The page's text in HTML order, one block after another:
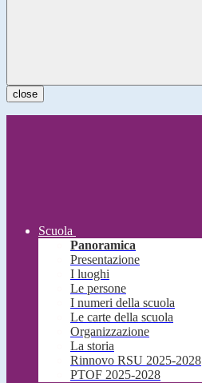
close
Scuola
Panoramica
Presentazione
I luoghi
Le persone
I numeri della scuola
Le carte della scuola
Organizzazione
La storia
Rinnovo RSU 2025-2028
PTOF 2025-2028